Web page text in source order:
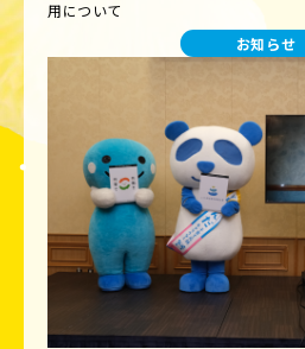
用について
お知らせ